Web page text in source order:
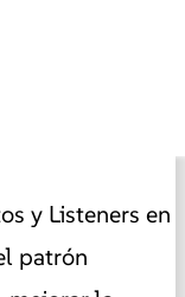
y Listeners en
patrón